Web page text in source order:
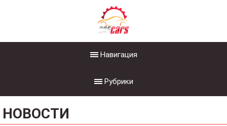
Навигация
Рубрики
НОВОСТИ